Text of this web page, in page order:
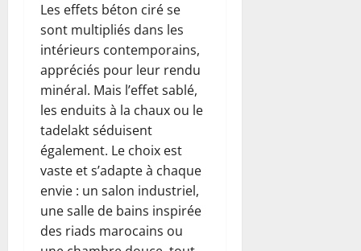
Les effets béton ciré se
sont multipliés dans les
intérieurs contemporains,
appréciés pour leur rendu
minéral. Mais l’effet sablé,
les enduits à la chaux ou le
tadelakt séduisent
également. Le choix est
vaste et s’adapte à chaque
envie : un salon industriel,
une salle de bains inspirée
des riads marocains ou